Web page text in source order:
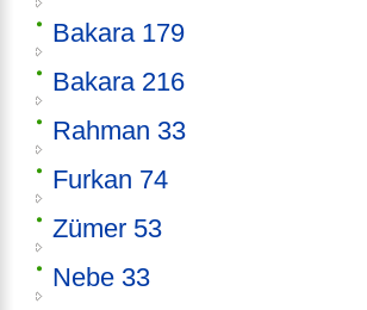
Bakara 179
Bakara 216
Rahman 33
Furkan 74
Zümer 53
Nebe 33